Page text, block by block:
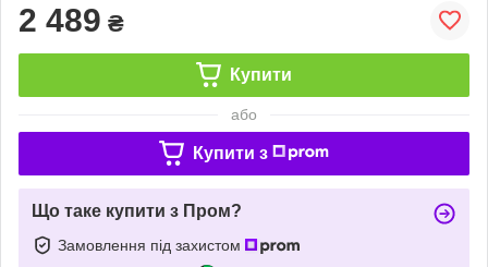
2 489 ₴
Купити
або
Купити з
Що таке купити з Пром?
Замовлення під захистом